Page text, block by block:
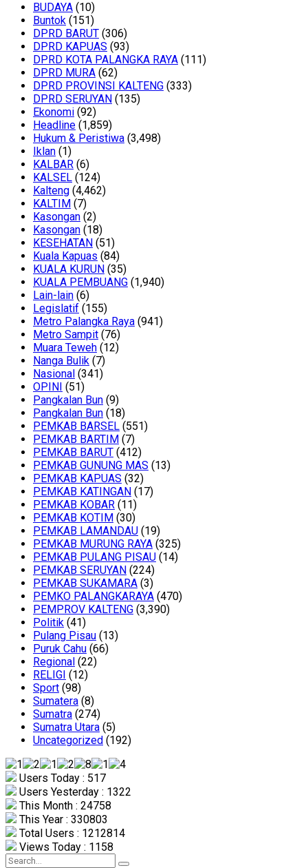
BUDAYA (10)
Buntok (151)
DPRD BARUT (306)
DPRD KAPUAS (93)
DPRD KOTA PALANGKA RAYA (111)
DPRD MURA (62)
DPRD PROVINSI KALTENG (333)
DPRD SERUYAN (135)
Ekonomi (92)
Headline (1,859)
Hukum & Peristiwa (3,498)
Iklan (1)
KALBAR (6)
KALSEL (124)
Kalteng (4,462)
KALTIM (7)
Kasongan (2)
Kasongan (18)
KESEHATAN (51)
Kuala Kapuas (84)
KUALA KURUN (35)
KUALA PEMBUANG (1,940)
Lain-lain (6)
Legislatif (155)
Metro Palangka Raya (941)
Metro Sampit (76)
Muara Teweh (12)
Nanga Bulik (7)
Nasional (341)
OPINI (51)
Pangkalan Bun (9)
Pangkalan Bun (18)
PEMKAB BARSEL (551)
PEMKAB BARTIM (7)
PEMKAB BARUT (412)
PEMKAB GUNUNG MAS (13)
PEMKAB KAPUAS (32)
PEMKAB KATINGAN (17)
PEMKAB KOBAR (11)
PEMKAB KOTIM (30)
PEMKAB LAMANDAU (19)
PEMKAB MURUNG RAYA (325)
PEMKAB PULANG PISAU (14)
PEMKAB SERUYAN (224)
PEMKAB SUKAMARA (3)
PEMKO PALANGKARAYA (470)
PEMPROV KALTENG (3,390)
Politik (41)
Pulang Pisau (13)
Puruk Cahu (66)
Regional (22)
RELIGI (12)
Sport (98)
Sumatera (8)
Sumatra (274)
Sumatra Utara (5)
Uncategorized (192)
Users Today : 517
Users Yesterday : 1322
This Month : 24758
This Year : 330803
Total Users : 1212814
Views Today : 1158